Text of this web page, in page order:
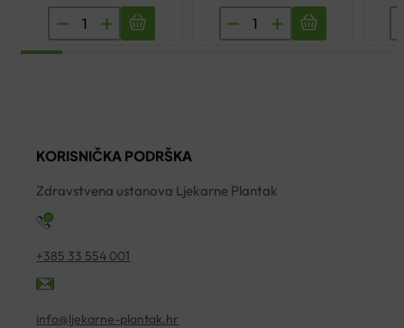
EUCERIN
ULTRASENSITIVE
50ML
količina
VICHY
PURETE
količina
KORISNIČKA PODRŠKA
Zdravstvena ustanova Ljekarne Plantak
+385 33 554 001
info@ljekarne-plantak.hr